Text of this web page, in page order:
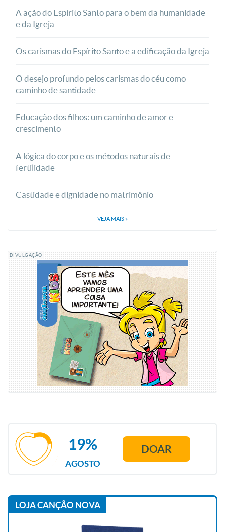
A ação do Espírito Santo para o bem da humanidade
e da Igreja
Os carismas do Espírito Santo e a edificação da Igreja
O desejo profundo pelos carismas do céu como
caminho de santidade
Educação dos filhos: um caminho de amor e
crescimento
A lógica do corpo e os métodos naturais de
fertilidade
Castidade e dignidade no matrimônio
VEJA MAIS »
DIVULGAÇÃO
AGOSTO
19% DOAR
LOJA CANÇÃO NOVA